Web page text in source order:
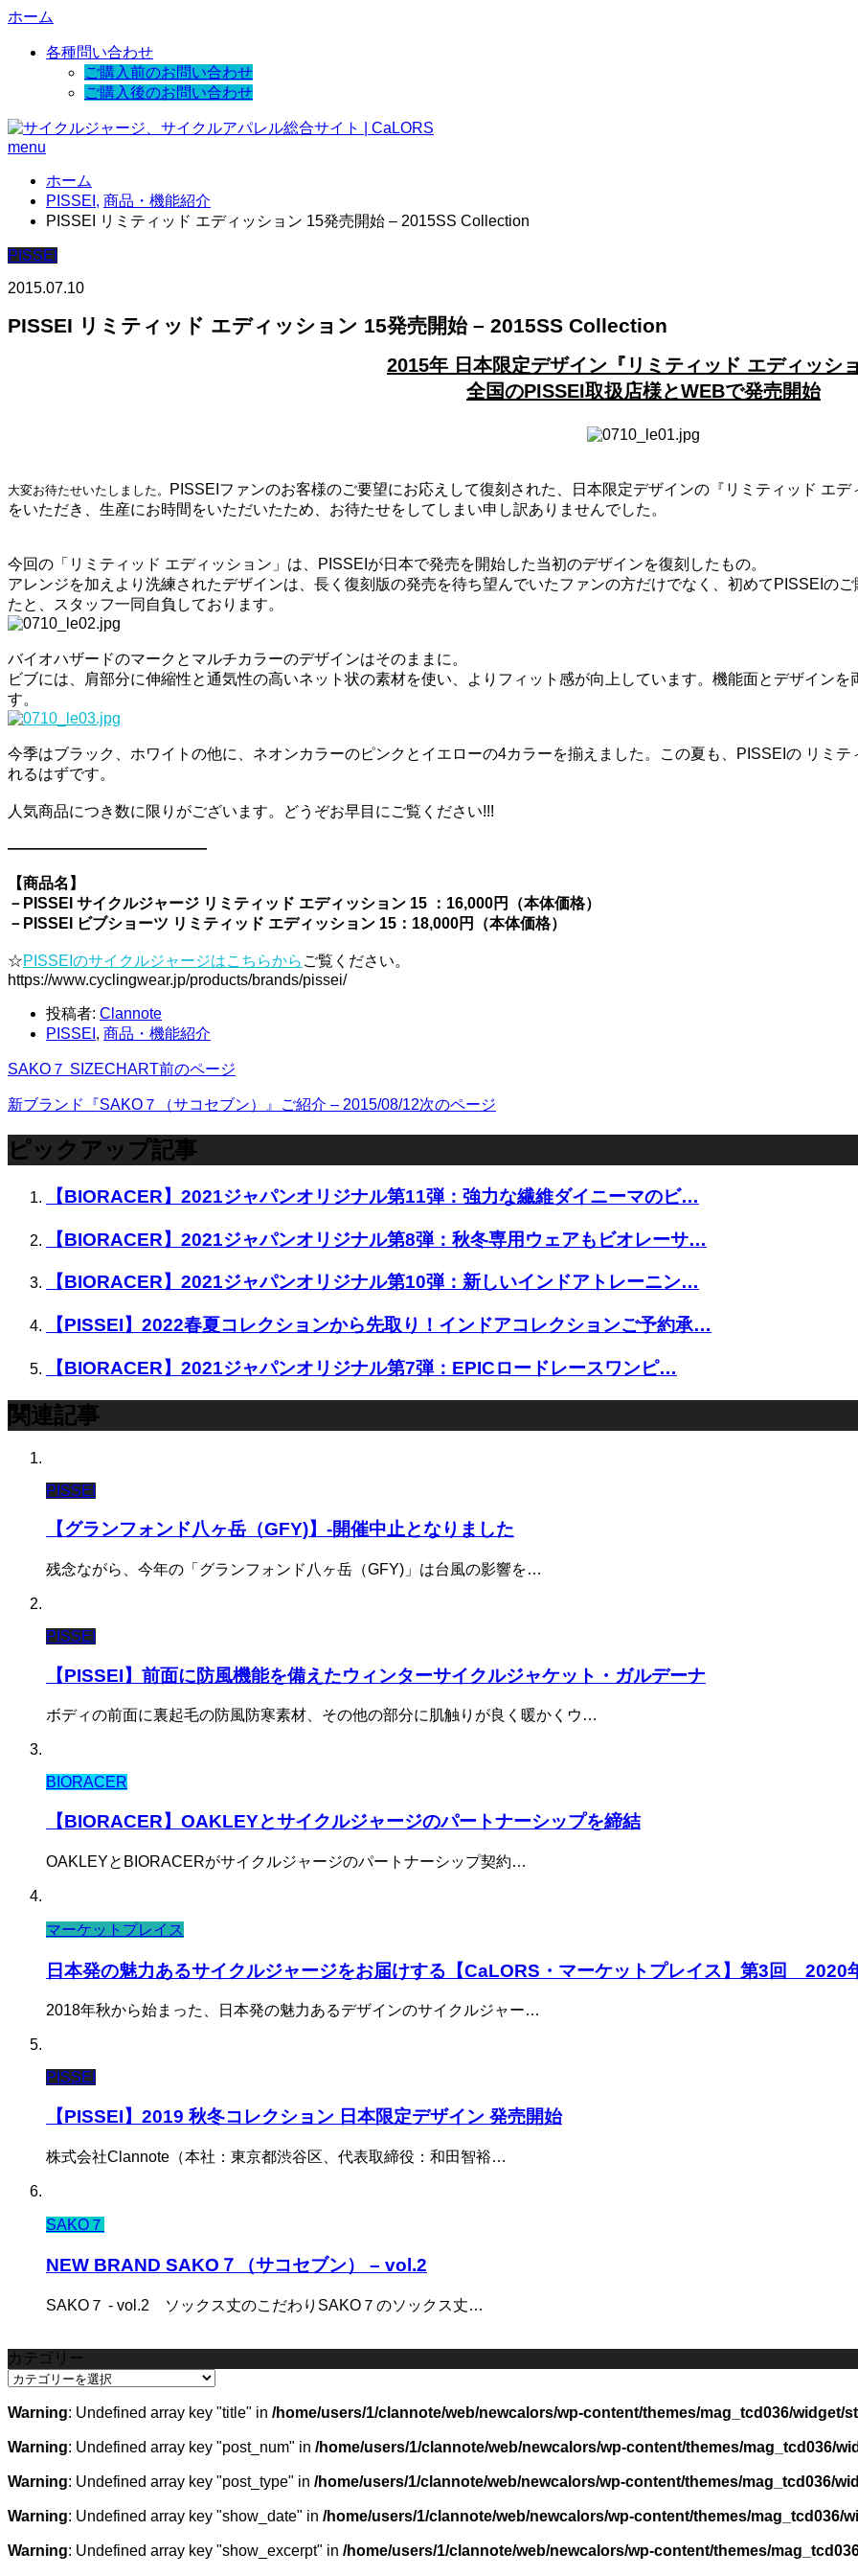
ホーム
各種問い合わせ
ご購入前のお問い合わせ
ご購入後のお問い合わせ
menu
ホーム
PISSEI , 商品・機能紹介
PISSEI リミティッド エディッション 15発売開始 – 2015SS Collection
PISSEI
2015.07.10
PISSEI リミティッド エディッション 15発売開始 – 2015SS Collection
2015年 日本限定デザイン『リミティッド エディッシ
全国のPISSEI取扱店様とWEBで発売開始
大変お待たせいたしました。
PISSEIファンのお客様のご要望にお応えして復刻された、日本限定デザインの『リミティッド エ
をいただき、生産にお時間をいただいたため、お待たせをしてしまい申し訳ありませんでした。
今回の「リミティッド エディッション」は、
PISSEIが日本で発売を開始した当初のデザインを復刻したもの。
アレンジを加えより洗練されたデザインは、長く復刻版の発売を待ち望んでいたファンの方だけでなく、初めてPISSEIの
たと、スタッフ一同自負しております。
バイオハザードのマークとマルチカラーのデザインはそのままに。
ビブには、肩部分に伸縮性と通気性の高いネット状の素材を使い、よりフィット感が向上しています。機能面とデザイン
す。
今季はブラック、ホワイトの他に、ネオンカラーのピンクとイエローの4カラーを揃えました。この夏も、PISSEIの リミテ
れるはずです。
人気商品につき数に限りがございます。どうぞお早目にご覧ください!!!
—————————————
【商品名】
－PISSEI サイクルジャージ リミティッド エディッション 15 ：16,000円（本体価格）
－PISSEI ビブショーツ リミティッド エディッション 15：18,000円（本体価格）
☆PISSEIのサイクルジャージはこちらから ご覧ください。
https://www.cyclingwear.jp/products/brands/pissei/
投稿者: Clannote
PISSEI , 商品・機能紹介
SAKO７ SIZECHART前のページ
新ブランド『SAKO７（サコセブン）』ご紹介 – 2015/08/12次のページ
ピックアップ記事
【BIORACER】2021ジャパンオリジナル第11弾：強力な繊維ダイニーマのビ…
【BIORACER】2021ジャパンオリジナル第8弾：秋冬専用ウェアもビオレーサ…
【BIORACER】2021ジャパンオリジナル第10弾：新しいインドアトレーニン…
【PISSEI】2022春夏コレクションから先取り！インドアコレクションご予約承…
【BIORACER】2021ジャパンオリジナル第7弾：EPICロードレースワンピ…
関連記事
PISSEI
【グランフォンド八ヶ岳（GFY)】-開催中止となりました
残念ながら、今年の「グランフォンド八ヶ岳（GFY)」は台風の影響を…
PISSEI
【PISSEI】前面に防風機能を備えたウィンターサイクルジャケット・ガルデーナ
ボディの前面に裏起毛の防風防寒素材、その他の部分に肌触りが良く暖かくウ…
BIORACER
【BIORACER】OAKLEYとサイクルジャージのパートナーシップを締結
OAKLEYとBIORACERがサイクルジャージのパートナーシップ契約…
マーケットプレイス
日本発の魅力あるサイクルジャージをお届けする【CaLORS・マーケットプレイス】第3回
2018年秋から始まった、日本発の魅力あるデザインのサイクルジャー…
PISSEI
【PISSEI】2019 秋冬コレクション 日本限定デザイン 発売開始
株式会社Clannote（本社：東京都渋谷区、代表取締役：和田智裕…
SAKO７
NEW BRAND SAKO７（サコセブン） – vol.2
SAKO７ - vol.2 ソックス丈のこだわりSAKO７のソックス丈…
カテゴリー
カ
ゴ
リ
ー
Warning: Undefined array key "title" in /home/users/1/clannote/web/newcalors/wp-content/themes/mag_tcd036/widget/
Warning: Undefined array key "post_num" in /home/users/1/clannote/web/newcalors/wp-content/themes/mag_tcd036/
Warning: Undefined array key "post_type" in /home/users/1/clannote/web/newcalors/wp-content/themes/mag_tcd036/
Warning: Undefined array key "show_date" in /home/users/1/clannote/web/newcalors/wp-content/themes/mag_tcd036/
Warning: Undefined array key "show_excerpt" in /home/users/1/clannote/web/newcalors/wp-content/themes/